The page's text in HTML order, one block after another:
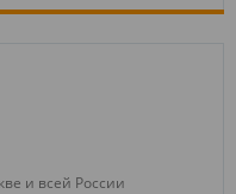
и всей России